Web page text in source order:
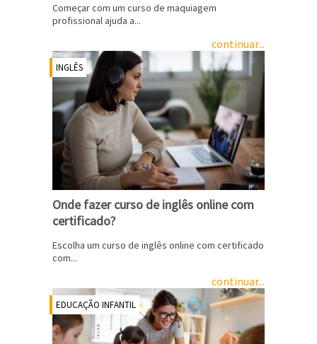
Começar com um curso de maquiagem
profissional ajuda a...
continuar...
INGLÊS
Onde fazer curso de inglês online com
certificado?
Escolha um curso de inglês online com certificado
com...
continuar...
EDUCAÇÃO INFANTIL